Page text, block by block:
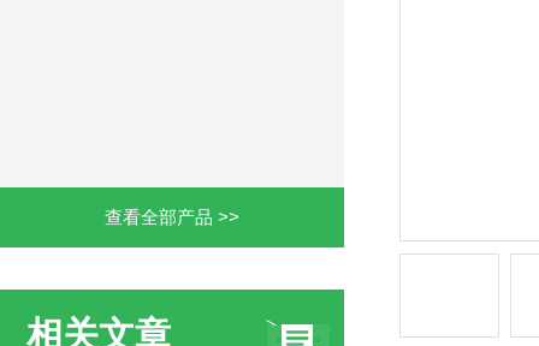
查看全部产品 >>
相关文章